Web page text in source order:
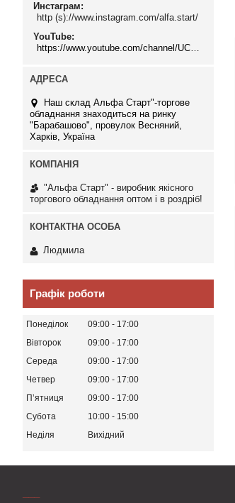
Инстаграм
http (s)://www.instagram.com/alfa.start/
YouTube
Наш склад Альфа Старт"-торгове
обладнання знаходиться на ринку
"Барабашово", провулок Весняний,
Харків, Україна
"Альфа Старт" - виробник якісного
торгового обладнання оптом і в роздріб!
Людмила
Графік роботи
Понеділок 09:00
17:00
Вівторок
09:00
17:00
Середа
09:00
17:00
Четвер
09:00
17:00
Пʼятниця
09:00
17:00
Субота
10:00
15:00
Неділя
Вихідний